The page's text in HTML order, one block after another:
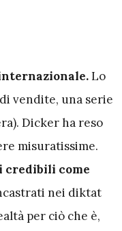
Lo
vendite, una serie
Dicker ha reso
misuratissime.
come
nei diktat
per ciò che è,